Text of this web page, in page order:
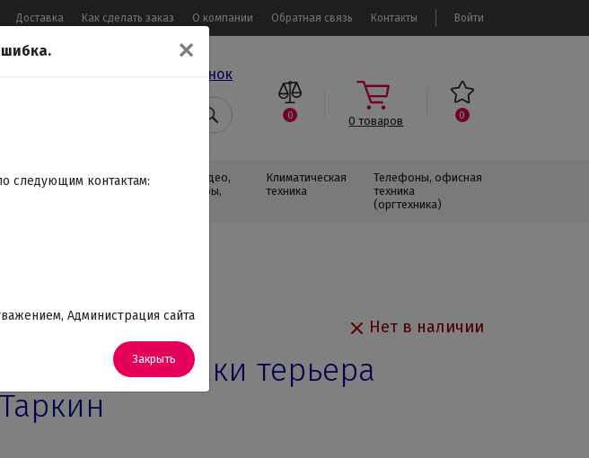
Войти
Доставка Как сделать заказ О компании Обратная связь Контакты
Заказать звонок
0 0 товаров 0
Красота,
Аудио, Видео,
Телевизоры,
Климатическая
техника
Телефоны, офисная
техника
(оргтехника)
Артикул: 350 - Tarquin Нет в наличии
Статуэтка собаки терьера
Таркин
✕
следующим контактам:
Администрация сайта
Закрыть